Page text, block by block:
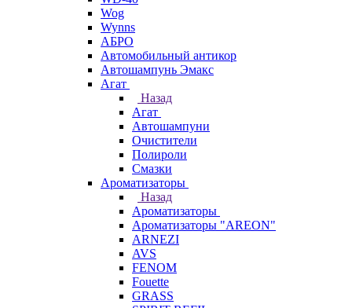
Wog
Wynns
АБРО
Автомобильный антикор
Автошампунь Эмакс
Агат
Назад
Агат
Автошампуни
Очистители
Полироли
Смазки
Ароматизаторы
Назад
Ароматизаторы
Ароматизаторы "AREON"
ARNEZI
AVS
FENOM
Fouette
GRASS